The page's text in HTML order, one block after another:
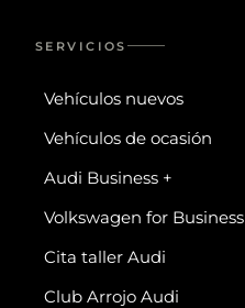
SERVICIOS
Vehículos nuevos
Vehículos de ocasión
Audi Business +
Volkswagen for Business
Cita taller Audi
Club Arrojo Audi